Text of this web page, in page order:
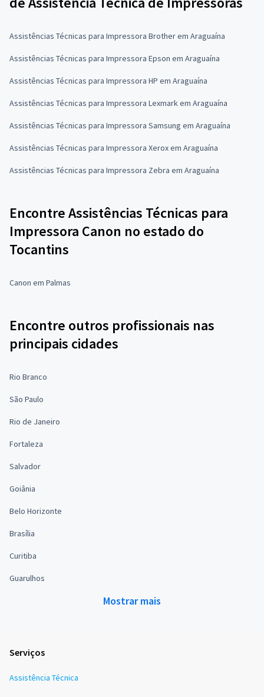
Assistências Técnicas para Impressora Brother em Araguaína
Assistências Técnicas para Impressora Epson em Araguaína
Assistências Técnicas para Impressora HP em Araguaína
Assistências Técnicas para Impressora Lexmark em Araguaína
Assistências Técnicas para Impressora Samsung em Araguaína
Assistências Técnicas para Impressora Xerox em Araguaína
Assistências Técnicas para Impressora Zebra em Araguaína
Encontre Assistências Técnicas para
Impressora Canon no estado do
Tocantins
Canon em Palmas
Encontre outros profissionais nas
principais cidades
Rio Branco
São Paulo
Rio de Janeiro
Fortaleza
Salvador
Goiânia
Belo Horizonte
Brasília
Curitiba
Guarulhos
Mostrar mais
Serviços
Assistência Técnica